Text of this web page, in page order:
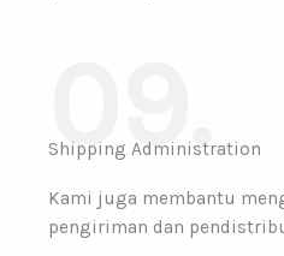
09.
Shipping Administration
Kami juga membantu
pengiriman dan